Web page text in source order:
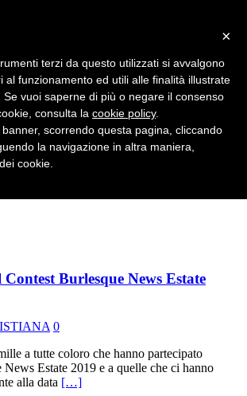
BURLESQUE
Burlesque News Estate
0
a tutte coloro che hanno partecipato
Estate 2019 e a quelle che ci hanno
alla data […]
×
terzi da questo utilizzati si avvalgono
al funzionamento ed utili alle finalità illustrate
Se vuoi saperne di più o negare il consenso
consulta la cookie policy.
scorrendo questa pagina, cliccando
la navigazione in altra maniera,
cookie.